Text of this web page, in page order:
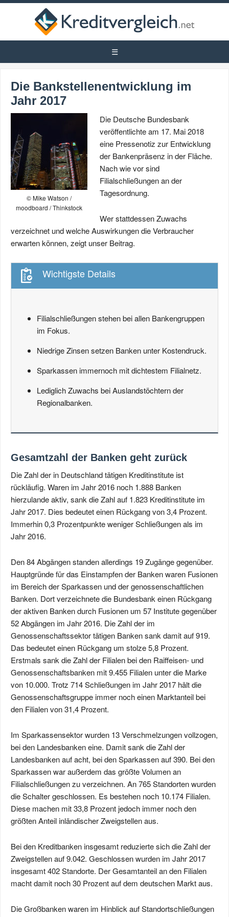
Die Bankstellenentwicklung im
Jahr 2017
© Mike Watson /
moodboard / Thinkstock
Die Deutsche Bundesbank
veröffentlichte am 17. Mai 2018
eine Pressenotiz zur Entwicklung
der Bankenpräsenz in der Fläche.
Nach wie vor sind
Filialschließungen an der
Tagesordnung.
Wer stattdessen Zuwachs
verzeichnet und welche Auswirkungen die Verbraucher
erwarten können, zeigt unser Beitrag.
Wichtigste Details
Filialschließungen stehen bei allen Bankengruppen
im Fokus.
Niedrige Zinsen setzen Banken unter Kostendruck.
Sparkassen immernoch mit dichtestem Filialnetz.
Lediglich Zuwachs bei Auslandstöchtern der
Regionalbanken.
Gesamtzahl der Banken geht zurück
Die Zahl der in Deutschland tätigen Kreditinstitute ist
rückläufig. Waren im Jahr 2016 noch 1.888 Banken
hierzulande aktiv, sank die Zahl auf 1.823 Kreditinstitute im
Jahr 2017. Dies bedeutet einen Rückgang von 3,4 Prozent.
Immerhin 0,3 Prozentpunkte weniger Schließungen als im
Jahr 2016.
Den 84 Abgängen standen allerdings 19 Zugänge gegenüber.
Hauptgründe für das Einstampfen der Banken waren Fusionen
im Bereich der Sparkassen und der genossenschaftlichen
Banken. Dort verzeichnete die Bundesbank einen Rückgang
der aktiven Banken durch Fusionen um 57 Institute gegenüber
52 Abgängen im Jahr 2016. Die Zahl der im
Genossenschaftssektor tätigen Banken sank damit auf 919.
Das bedeutet einen Rückgang um stolze 5,8 Prozent.
Erstmals sank die Zahl der Filialen bei den Raiffeisen- und
Genossenschaftsbanken mit 9.455 Filialen unter die Marke
von 10.000. Trotz 714 Schließungen im Jahr 2017 hält die
Genossenschaftsgruppe immer noch einen Marktanteil bei
den Filialen von 31,4 Prozent.
Im Sparkassensektor wurden 13 Verschmelzungen vollzogen,
bei den Landesbanken eine. Damit sank die Zahl der
Landesbanken auf acht, bei den Sparkassen auf 390. Bei den
Sparkassen war außerdem das größte Volumen an
Filialschließungen zu verzeichnen. An 765 Standorten wurden
die Schalter geschlossen. Es bestehen noch 10.174 Filialen.
Diese machen mit 33,8 Prozent jedoch immer noch den
größten Anteil inländischer Zweigstellen aus.
Bei den Kreditbanken insgesamt reduzierte sich die Zahl der
Zweigstellen auf 9.042. Geschlossen wurden im Jahr 2017
insgesamt 402 Standorte. Der Gesamtanteil an den Filialen
macht damit noch 30 Prozent auf dem deutschen Markt aus.
Die Großbanken waren im Hinblick auf Standortschließungen